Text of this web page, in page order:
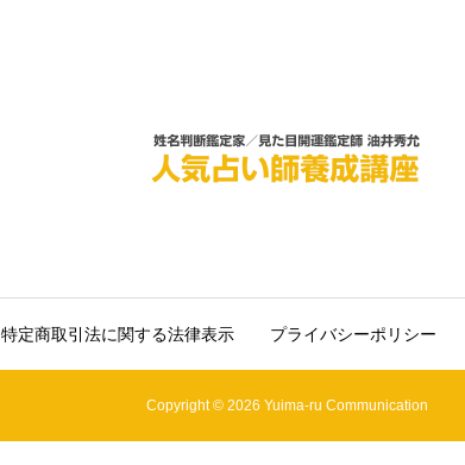
特定商取引法に関する法律表示 プライバシーポリシー
Copyright © 2026 Yuima-ru Communication